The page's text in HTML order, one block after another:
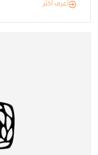
أعرف أكثر